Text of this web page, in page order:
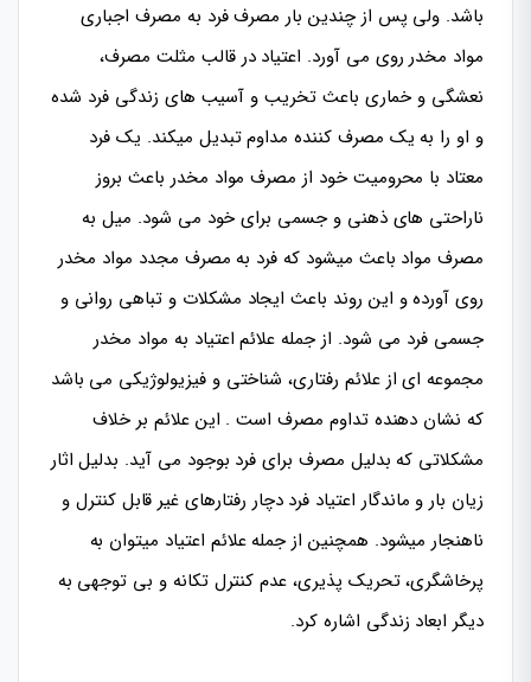
باشد. ولی پس از چندین بار مصرف فرد به مصرف اجباری
مواد مخدر روی می آورد. اعتیاد در قالب مثلت مصرف،
نعشگى و خماری باعث تخریب و آسیب های زندگی فرد شده
و او را به یک مصرف کننده مداوم تبدیل میکند. یک فرد
معتاد با محرومیت خود از مصرف مواد مخدر باعث بروز
ناراحتی های ذهنی و جسمی برای خود می شود. میل به
مصرف مواد باعث میشود که فرد به مصرف مجدد مواد مخدر
روی آورده و این روند باعث ایجاد مشکلات و تباهی روانی و
جسمی فرد می شود. از جمله علائم اعتیاد به مواد مخدر
مجموعه ای از علائم رفتاری، شناختی و فیزیولوژيکى می باشد
که نشان دهنده تداوم مصرف است . این علائم بر خلاف
مشکلاتی که بدلیل مصرف برای فرد بوجود می آید. بدلیل اثار
زیان بار و ماندگار اعتیاد فرد دچار رفتارهای غیر قابل کنترل و
ناهنجارمیشود. همچنین از جمله علائم اعتیاد میتوان به
پرخاشگری، تحریک پذیری، عدم کنترل تکانه و بی توجهی به
دیگر ابعاد زندگی اشاره کرد.